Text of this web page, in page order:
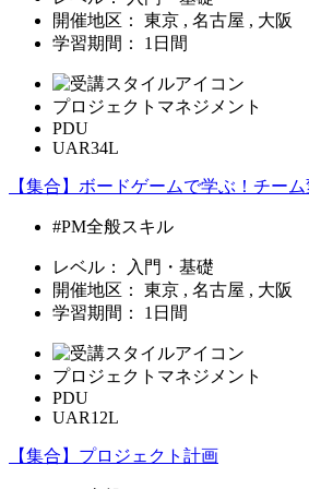
開催地区：
東京 , 名古屋 , 大阪
学習期間：
1日間
プロジェクトマネジメント
PDU
UAR34L
【集合】ボードゲームで学ぶ！チー
#PM全般スキル
レベル：
入門・基礎
開催地区：
東京 , 名古屋 , 大阪
学習期間：
1日間
プロジェクトマネジメント
PDU
UAR12L
【集合】プロジェクト計画